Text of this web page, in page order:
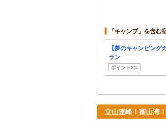
「キャンプ」を含む
【夢のキャンピング
ラン
ポイント2%
立山連峰！富山湾